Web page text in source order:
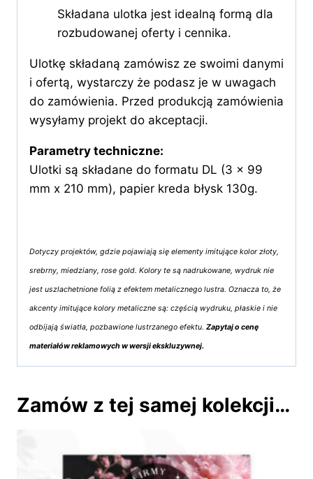
Składana ulotka jest idealną formą dla
rozbudowanej oferty i cennika.
Ulotkę składaną zamówisz ze swoimi danymi
i ofertą, wystarczy że podasz je w uwagach
do zamówienia. Przed produkcją zamówienia
wysyłamy projekt do akceptacji.
Parametry techniczne:
Ulotki są składane do formatu DL (3 x 99
mm x 210 mm), papier kreda błysk 130g.
Dotyczy projektów, gdzie pojawiają się elementy imitujące kolor złoty,
srebrny, miedziany, rose gold. Kolory te są nadrukowane, wydruk nie
jest uszlachetnione folią z efektem metalicznego lustra. Oznacza to, że
akcenty imitujące kolory metaliczne są: częścią wydruku, płaskie i nie
odbijają światła, pozbawione lustrzanego efektu. Zapytaj o cenę
materiałów reklamowych w wersji ekskluzywnej.
Zamów z tej samej kolekcji…